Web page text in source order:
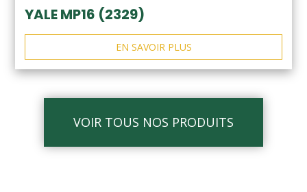
YALE MP16 (2329)
EN SAVOIR PLUS
VOIR TOUS NOS PRODUITS